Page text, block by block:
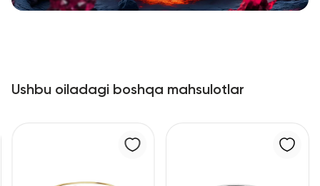
Ushbu oiladagi boshqa mahsulotlar